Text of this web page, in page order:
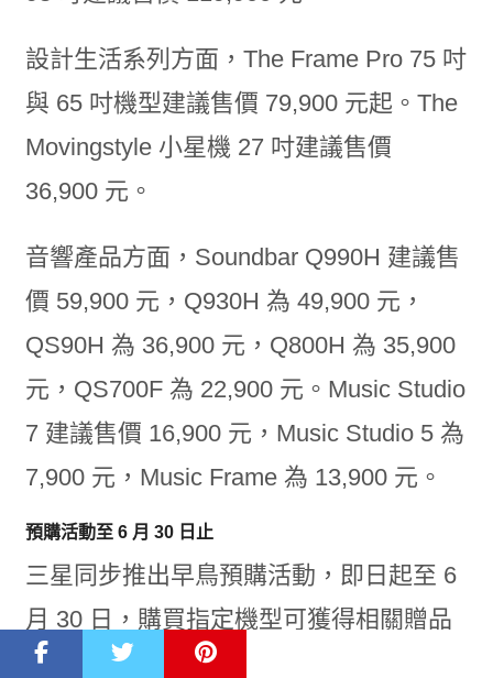
設計生活系列方面，The Frame Pro 75 吋
與 65 吋機型建議售價 79,900 元起。The
Movingstyle 小星機 27 吋建議售價
36,900 元。
音響產品方面，Soundbar Q990H 建議售
價 59,900 元，Q930H 為 49,900 元，
QS90H 為 36,900 元，Q800H 為 35,900
元，QS700F 為 22,900 元。Music Studio
7 建議售價 16,900 元，Music Studio 5 為
7,900 元，Music Frame 為 13,900 元。
預購活動至 6 月 30 日止
三星同步推出早鳥預購活動，即日起至 6
月 30 日，購買指定機型可獲得相關贈品
或延長保固。